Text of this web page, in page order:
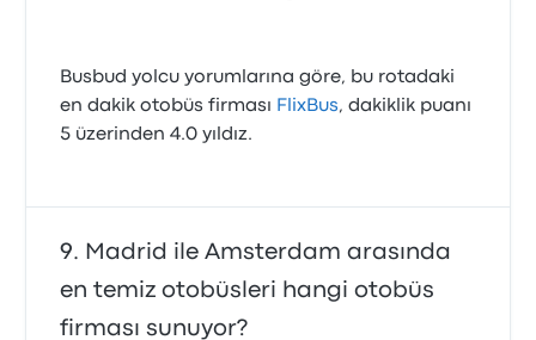
Busbud yolcu yorumlarına göre, bu rotadaki
en dakik otobüs firması FlixBus, dakiklik puanı
5 üzerinden 4.0 yıldız.
Madrid ile Amsterdam arasında
en temiz otobüsleri hangi otobüs
firması sunuyor?